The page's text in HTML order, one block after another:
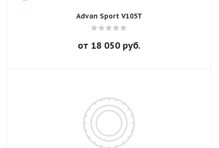
Advan Sport V105T
от 18 050 руб.